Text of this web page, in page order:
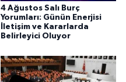
4 Ağustos Salı Burç
Yorumları: Günün Enerjisi
İletişim ve Kararlarda
Belirleyici Oluyor